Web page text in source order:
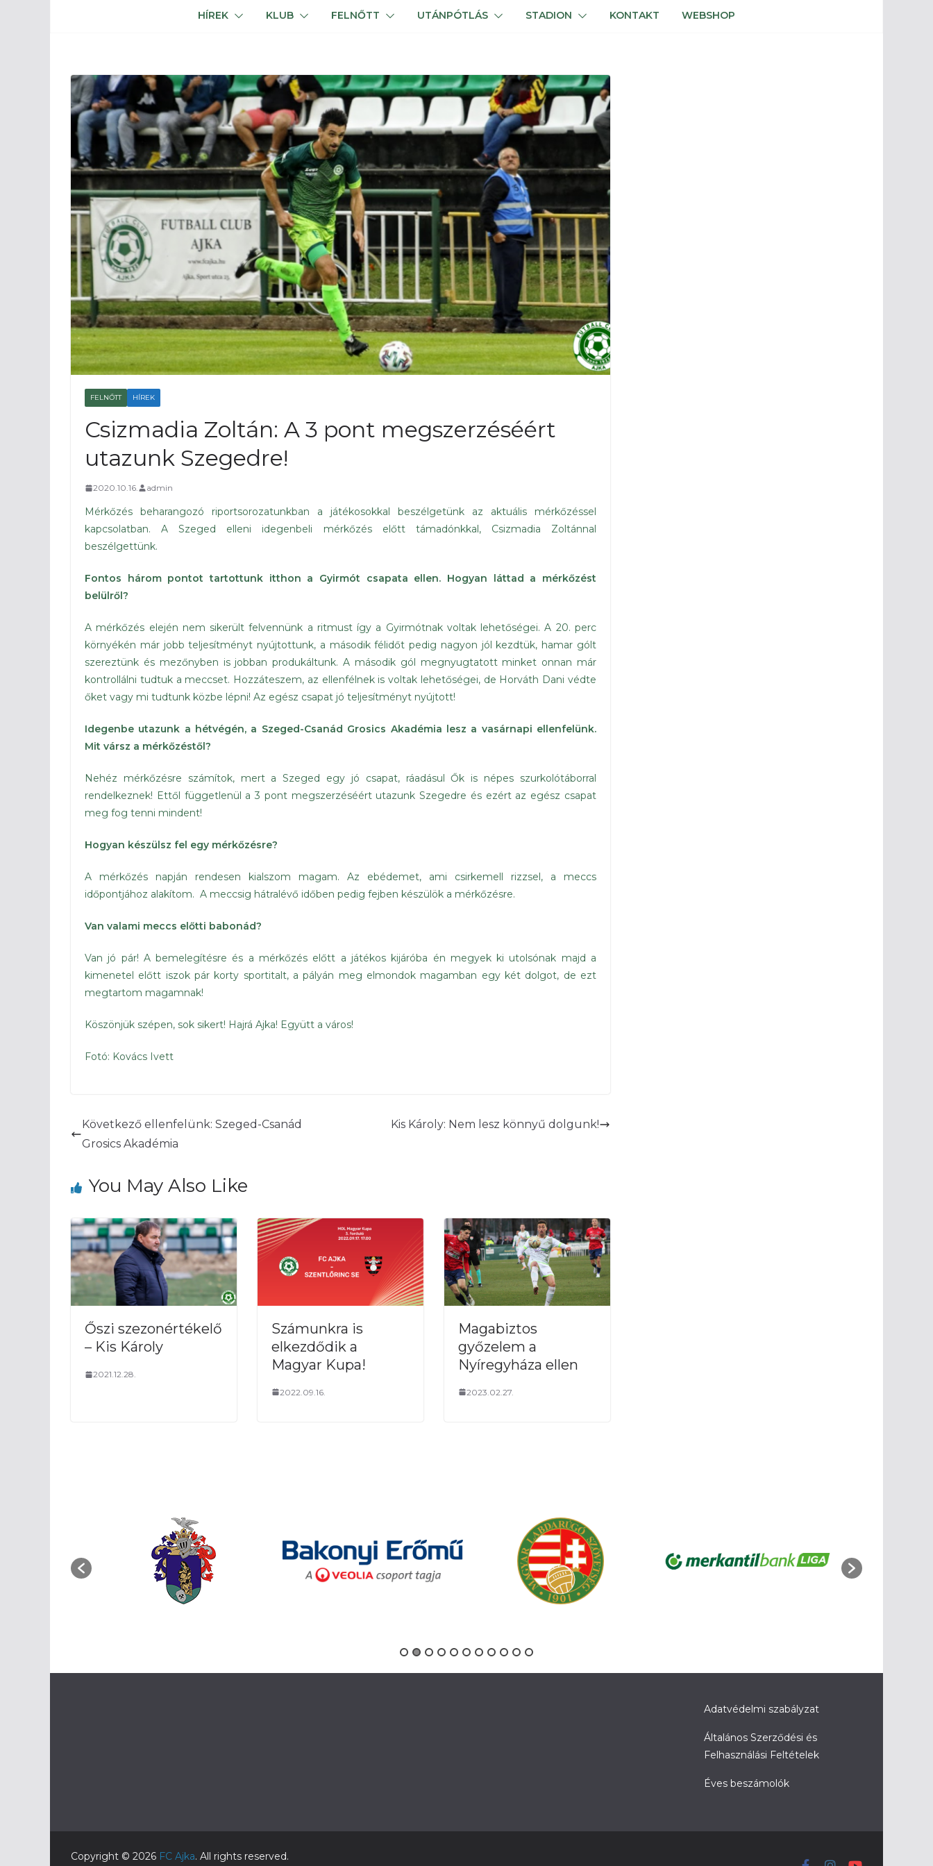
HÍREK KLUB FELNŐTT UTÁNPÓTLÁS STADION KONTAKT WEBSHOP
FELNŐTT HÍREK
Csizmadia Zoltán: A 3 pont megszerzéséért
utazunk Szegedre!
2020.10.16. admin
Mérkőzés beharangozó riportsorozatunkban a játékosokkal beszélgetünk az aktuális mérkőzéssel
kapcsolatban. A Szeged elleni idegenbeli mérkőzés előtt támadónkkal, Csizmadia Zoltánnal
beszélgettünk.
Fontos három pontot tartottunk itthon a Gyirmót csapata ellen. Hogyan láttad a mérkőzést
belülről?
A mérkőzés elején nem sikerült felvennünk a ritmust így a Gyirmótnak voltak lehetőségei. A 20. perc
környékén már jobb teljesítményt nyújtottunk, a második félidőt pedig nagyon jól kezdtük, hamar gólt
szereztünk és mezőnyben is jobban produkáltunk. A második gól megnyugtatott minket onnan már
kontrollálni tudtuk a meccset. Hozzáteszem, az ellenfélnek is voltak lehetőségei, de Horváth Dani védte
őket vagy mi tudtunk közbe lépni! Az egész csapat jó teljesítményt nyújtott!
Idegenbe utazunk a hétvégén, a Szeged-Csanád Grosics Akadémia lesz a vasárnapi ellenfelünk.
Mit vársz a mérkőzéstől?
Nehéz mérkőzésre számítok, mert a Szeged egy jó csapat, ráadásul Ők is népes szurkolótáborral
rendelkeznek! Ettől függetlenül a 3 pont megszerzéséért utazunk Szegedre és ezért az egész csapat
meg fog tenni mindent!
Hogyan készülsz fel egy mérkőzésre?
A mérkőzés napján rendesen kialszom magam. Az ebédemet, ami csirkemell rizzsel, a meccs
időpontjához alakítom. A meccsig hátralévő időben pedig fejben készülök a mérkőzésre.
Van valami meccs előtti babonád?
Van jó pár! A bemelegítésre és a mérkőzés előtt a játékos kijáróba én megyek ki utolsónak majd a
kimenetel előtt iszok pár korty sportitalt, a pályán meg elmondok magamban egy két dolgot, de ezt
megtartom magamnak!
Köszönjük szépen, sok sikert! Hajrá Ajka! Együtt a város!
Fotó: Kovács Ivett
Következő ellenfelünk: Szeged-Csanád
Grosics Akadémia
Kis Károly: Nem lesz könnyű dolgunk!
You May Also Like
Őszi szezonértékelő
– Kis Károly
2021.12.28.
Számunkra is
elkezdődik a
Magyar Kupa!
2022.09.16.
Magabiztos
győzelem a
Nyíregyháza ellen
2023.02.27.
Adatvédelmi szabályzat
Általános Szerződési és
Felhasználási Feltételek
Éves beszámolók
Copyright © 2026 FC Ajka. All rights reserved.